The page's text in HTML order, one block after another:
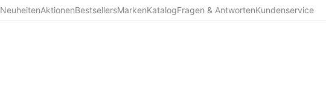
NeuheitenAktionenBestsellersMarkenKatalogFragen & AntwortenKundenservice